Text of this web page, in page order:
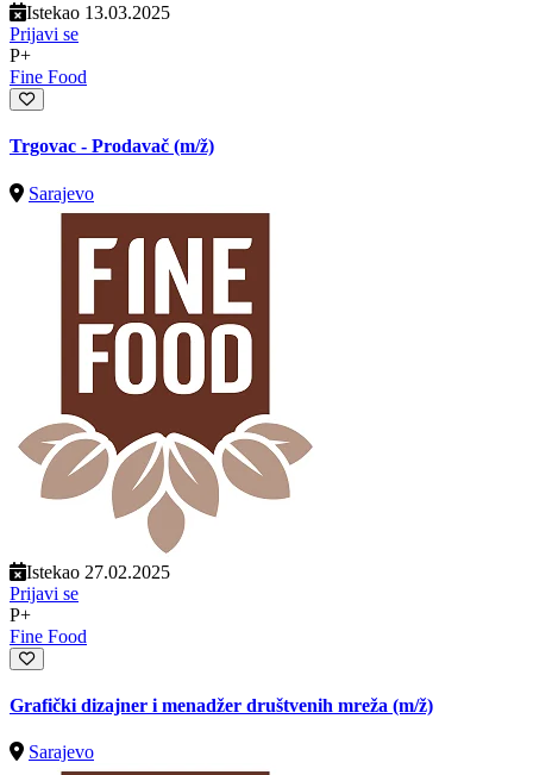
Istekao 13.03.2025
Prijavi se
P+
Fine Food
Trgovac - Prodavač (m/ž)
Sarajevo
Istekao 27.02.2025
Prijavi se
P+
Fine Food
Grafički dizajner i menadžer društvenih mreža (m/ž)
Sarajevo